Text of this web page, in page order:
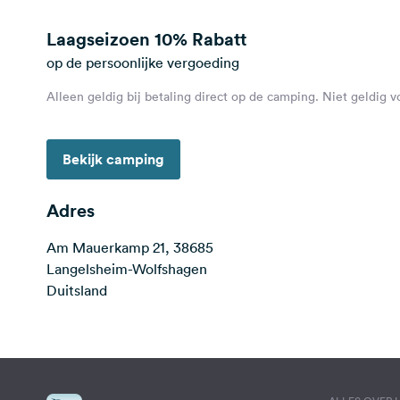
Laagseizoen 10% Rabatt
op de persoonlijke vergoeding
Alleen geldig bij betaling direct op de camping. Niet geldig
Bekijk camping
Adres
Am Mauerkamp 21, 38685
Langelsheim-Wolfshagen
Duitsland